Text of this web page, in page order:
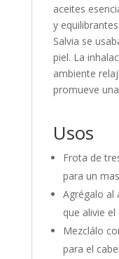
aceites
y
Salvia se
piel. La
ambiente
promueve
Usos
Frota de
para un
Agrégalo al
que alivie el
Mezclálo
para el